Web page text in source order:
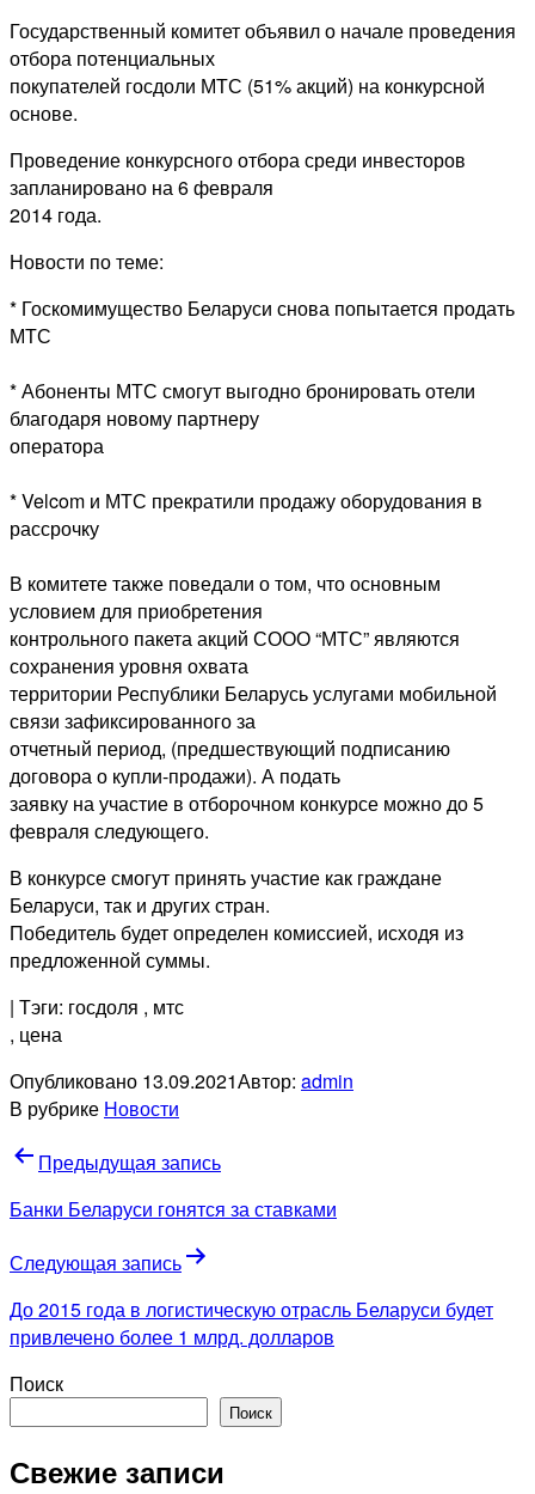
Государственный комитет объявил о начале проведения
отбора потенциальных
покупателей госдоли МТС (51% акций) на конкурсной
основе.
Проведение конкурсного отбора среди инвесторов
запланировано на 6 февраля
2014 года.
Новости по теме:
* Госкомимущество Беларуси снова попытается продать
МТС
* Абоненты МТС смогут выгодно бронировать отели
благодаря новому партнеру
оператора
* Velcom и МТС прекратили продажу оборудования в
рассрочку
В комитете также поведали о том, что основным
условием для приобретения
контрольного пакета акций СООО “МТС” являются
сохранения уровня охвата
территории Республики Беларусь услугами мобильной
связи зафиксированного за
отчетный период, (предшествующий подписанию
договора о купли-продажи). А подать
заявку на участие в отборочном конкурсе можно до 5
февраля следующего.
В конкурсе смогут принять участие как граждане
Беларуси, так и других стран.
Победитель будет определен комиссией, исходя из
предложенной суммы.
| Тэги: госдоля , мтс
, цена
Опубликовано 13.09.2021Автор: admin
В рубрике Новости
Навигация
по
Предыдущая запись
Банки Беларуси гонятся за ставками
Следующая запись
До 2015 года в логистическую отрасль Беларуси будет
привлечено более 1 млрд. долларов
Поиск
Поиск
Свежие записи